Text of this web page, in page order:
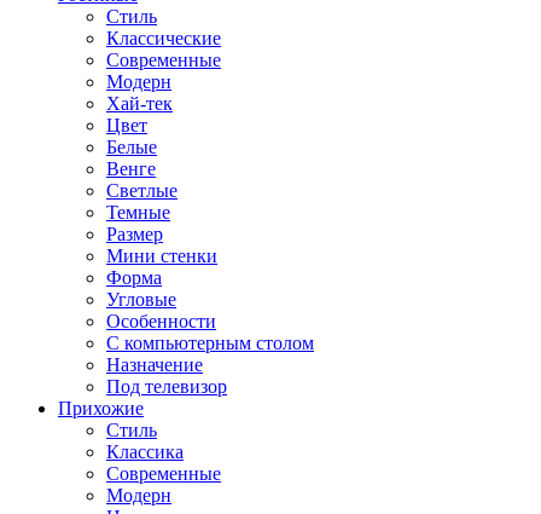
Стиль
Классические
Современные
Модерн
Хай-тек
Цвет
Белые
Венге
Светлые
Темные
Размер
Мини стенки
Форма
Угловые
Особенности
С компьютерным столом
Назначение
Под телевизор
Прихожие
Стиль
Классика
Современные
Модерн